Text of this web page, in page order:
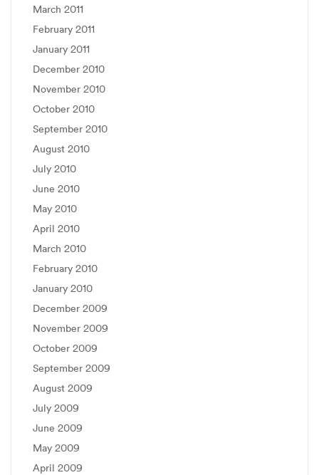
March 2011
February 2011
January 2011
December 2010
November 2010
October 2010
September 2010
August 2010
July 2010
June 2010
May 2010
April 2010
March 2010
February 2010
January 2010
December 2009
November 2009
October 2009
September 2009
August 2009
July 2009
June 2009
May 2009
April 2009